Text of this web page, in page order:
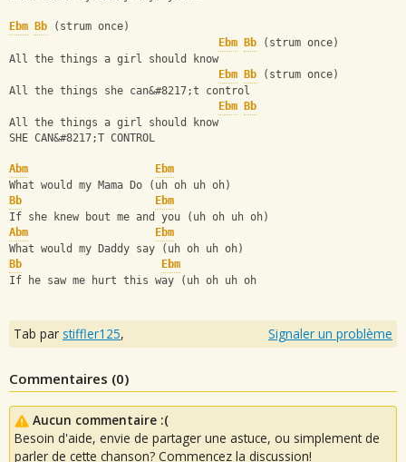
Ebm Bb (strum once)
Ebm
Bb (strum once)
All the things a girl should know
Ebm
Bb (strum once)
All the things she can&#8217;t control
Ebm
Bb
All the things a girl should know
SHE CAN&#8217;T CONTROL
Abm
Ebm
What would my Mama Do (uh oh uh oh)
Bb
Ebm
If she knew bout me and you (uh oh uh oh)
Abm
Ebm
What would my Daddy say (uh oh uh oh)
Bb
Ebm
If he saw me hurt this way (uh oh uh oh
Tab par stiffler125, Signaler un problème
Commentaires (0)
Aucun commentaire :(
Besoin d'aide, envie de partager une astuce, ou simplement de
parler de cette chanson? Commencez la discussion!